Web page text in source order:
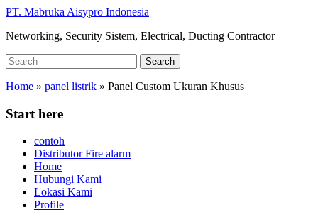
Skip
main
PT. Mabruka Aisypro Indonesia
Networking, Security Sistem, Electrical, Ducting Contractor
Search
for:
Search
Home » panel listrik » Panel Custom Ukuran Khusus
Start here
contoh
Distributor Fire alarm
Home
Hubungi Kami
Lokasi Kami
Profile